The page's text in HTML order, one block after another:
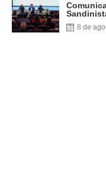
Norton
8 de